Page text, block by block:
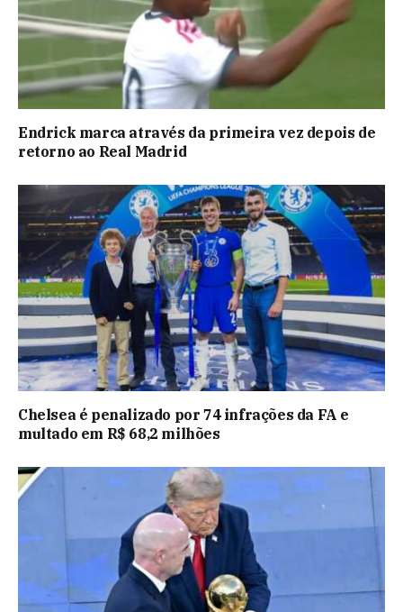
Endrick marca através da primeira vez depois de
retorno ao Real Madrid
Chelsea é penalizado por 74 infrações da FA e
multado em R$ 68,2 milhões